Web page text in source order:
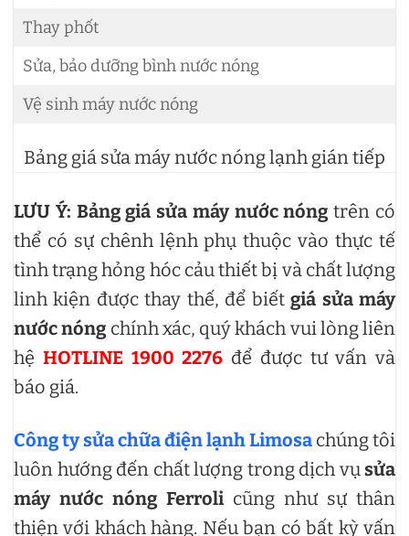
Thay phốt
Sửa, bảo dưỡng bình nước nóng
Vệ sinh máy nước nóng
Bảng giá sửa máy nước nóng lạnh gián tiếp
LƯU Ý: Bảng giá sửa máy nước nóng trên có
thể có sự chênh lệnh phụ thuộc vào thực tế
tình trạng hỏng hóc cảu thiết bị và chất lượng
linh kiện được thay thế, để biếtgiá sửa máy
nước nóng chính xác, quý khách vui lòng liên
hệ HOTLINE 1900 2276 để được tư vấn và
báo giá.
Công ty sửa chữa điện lạnh Limosa chúng tôi
luôn hướng đến chất lượng trong dịch vụ sửa
máy nước nóng Ferroli cũng như sự thân
thiện với khách hàng. Nếu bạn có bất kỳ vấn